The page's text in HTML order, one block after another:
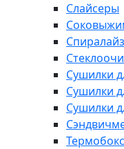
Слайсеры
Сушилки
Сушилки
Сушилки